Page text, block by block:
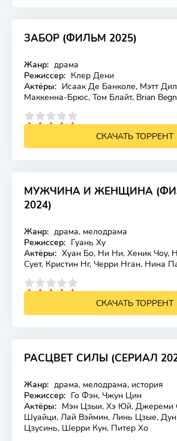
ЗАБОР (ФИЛЬМ 2025)
5.8
Жанр: драма
Режиссер: Клер Дени
Актёры: Исаак Де Банколе, Мэтт
Маккенна-Брюс, Том Блайт, Brian
СКАЧАТЬ ТОРРЕНТ
МУЖЧИНА И ЖЕНЩИНА
2024)
Лицензия
Жанр: драма, мелодрама
Режиссер: Гуань Ху
Актёры: Хуан Бо, Ни Ни, Хеник Чоу,
Сует, Кристин Нг, Черри Нган, Нина
СКАЧАТЬ ТОРРЕНТ
РАСЦВЕТ СИЛЫ (СЕРИАЛ
Лицензия
7
Жанр: драма, мелодрама, история
Режиссер: Го Фэн, Чжун Цин
Актёры: Мэн Цзыи, Хэ Юй, Джереми
Шуайци, Лай Вэймин, Линь Цзые,
Цзусинь, Шерри Кун, Питер Хо